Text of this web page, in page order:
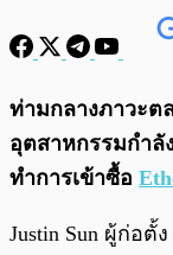
ท่ามกลางภาวะต
อุตสาหกรรมกำลั
ทำการเข้าซื้อ
Justin Sun ผู้ก่อตั้